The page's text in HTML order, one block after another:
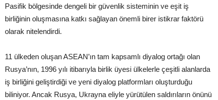
Pasifik bölgesinde dengeli bir güvenlik sisteminin ve eşit iş
birliğinin oluşmasına katkı sağlayan önemli birer istikrar faktörü
olarak nitelendirdi.
11 ülkeden oluşan ASEAN’ın tam kapsamlı diyalog ortağı olan
Rusya’nın, 1996 yılı itibarıyla birlik üyesi ülkelerle çeşitli alanlarda
iş birliğini geliştirdiği ve yeni diyalog platformları oluşturduğu
biliniyor. Ancak Rusya, Ukrayna eliyle yürütülen saldırıların önünü